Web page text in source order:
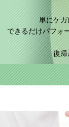
単にケ
できるだけパフォ
復帰